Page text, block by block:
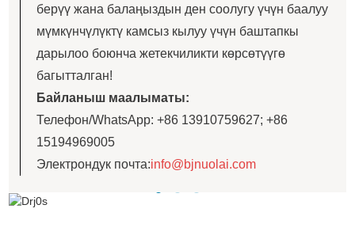
берүү жана балаңыздын ден соолугу үчүн баалуу
мүмкүнчүлүктү камсыз кылуу үчүн баштапкы
дарылоо боюнча жетекчиликти көрсөтүүгө
багытталган!
Байланыш маалыматы:
Телефон/WhatsApp: +86 13910759627; +86
15194969005
Электрондук почта:info@bjnuolai.com